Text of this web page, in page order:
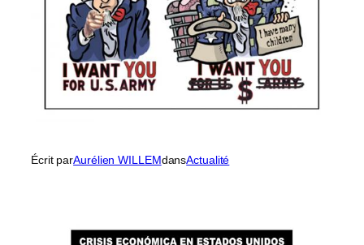
Écrit parAurélien WILLEMdansActualité